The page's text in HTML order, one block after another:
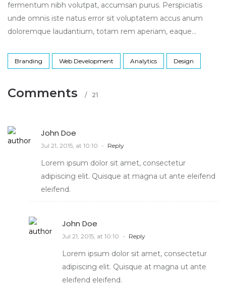
fermentum nibh volutpat, accumsan purus. Perspiciatis
unde omnis iste natus error sit voluptatem accus anum
doloremque laudantium, totam rem aperiam, eaque...
Branding Web Development Analytics Design
Comments / 21
John Doe
Jul 21, 2015, at 10:10 - Reply
Lorem ipsum dolor sit amet, consectetur
adipiscing elit. Quisque at magna ut ante eleifend
eleifend.
John Doe
Jul 21, 2015, at 10:10 - Reply
Lorem ipsum dolor sit amet, consectetur
adipiscing elit. Quisque at magna ut ante
eleifend eleifend.